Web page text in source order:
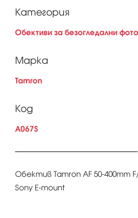
Категория
Обективи за безогледални
Марка
Tamron
Код
A067S
Обектив Tamron AF 50-400mm
Sony E-mount